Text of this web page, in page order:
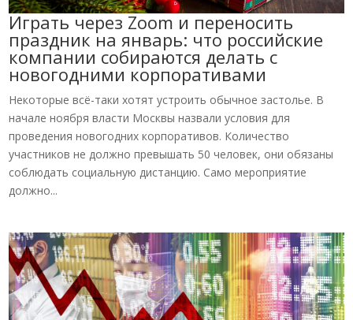
Играть через Zoom и переносить
праздник на январь: что российские
компании собираются делать с
новогодними корпоративами
Некоторые всё-таки хотят устроить обычное застолье. В
начале ноября власти Москвы назвали условия для
проведения новогодних корпоративов. Количество
участников не должно превышать 50 человек, они обязаны
соблюдать социальную дистанцию. Само мероприятие
должно...